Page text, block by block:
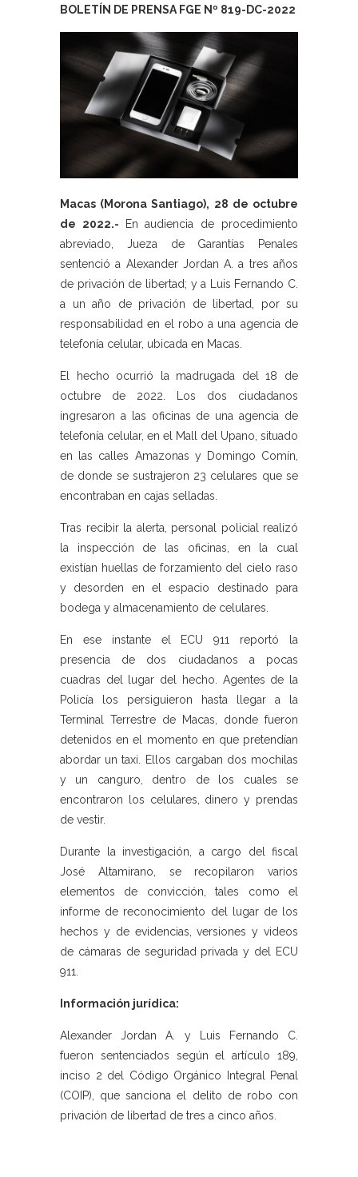
BOLETÍN DE PRENSA FGE Nº 819-DC-2022
Macas (Morona Santiago), 28 de octubre
de 2022.-
En audiencia de procedimiento
abreviado, Jueza de Garantías Penales
sentenció a Alexander Jordan A. a tres años
de privación de libertad; y a Luis Fernando C.
a un año de privación de libertad, por su
responsabilidad en el robo a una agencia de
telefonía celular, ubicada en Macas.
El hecho ocurrió la madrugada del 18 de
octubre de 2022. Los dos ciudadanos
ingresaron a las oficinas de una agencia de
telefonía celular, en el Mall del Upano, situado
en las calles Amazonas y Domingo Comín,
de donde se sustrajeron 23 celulares que se
encontraban en cajas selladas.
Tras recibir la alerta, personal policial realizó
la inspección de las oficinas, en la cual
existían huellas de forzamiento del cielo raso
y desorden en el espacio destinado para
bodega y almacenamiento de celulares.
En ese instante el ECU 911 reportó la
presencia de dos ciudadanos a pocas
cuadras del lugar del hecho. Agentes de la
Policía los persiguieron hasta llegar a la
Terminal Terrestre de Macas, donde fueron
detenidos en el momento en que pretendían
abordar un taxi. Ellos cargaban dos mochilas
y un canguro, dentro de los cuales se
encontraron los celulares, dinero y prendas
de vestir.
Durante la investigación, a cargo del fiscal
José Altamirano, se recopilaron varios
elementos de convicción, tales como el
informe de reconocimiento del lugar de los
hechos y de evidencias, versiones y videos
de cámaras de seguridad privada y del ECU
911.
Información jurídica:
Alexander Jordan A. y Luis Fernando C.
fueron sentenciados según el artículo 189,
inciso 2 del Código Orgánico Integral Penal
(COIP), que sanciona el delito de robo con
privación de libertad de tres a cinco años.